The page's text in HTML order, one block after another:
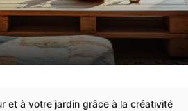
et à votre jardin grâce à la créativité